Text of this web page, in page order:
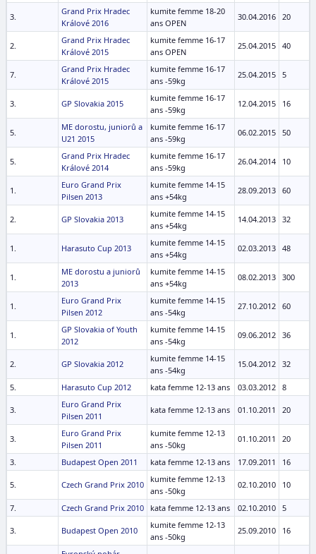
3.
Grand Prix Hradec
Králové 2016
kumite femme 18-20
ans OPEN
30.04.2016 20
2.
Grand Prix Hradec
Králové 2015
kumite femme 16-17
ans OPEN
25.04.2015 40
7.
Grand Prix Hradec
Králové 2015
kumite femme 16-17
ans -59kg
25.04.2015 5
3. GP Slovakia 2015
kumite femme 16-17
ans -59kg
12.04.2015 16
5.
ME dorostu, juniorů a
U21 2015
kumite femme 16-17
ans -59kg
06.02.2015 50
5.
Grand Prix Hradec
Králové 2014
kumite femme 16-17
ans -59kg
26.04.2014 10
1.
Euro Grand Prix
Pilsen 2013
kumite femme 14-15
ans +54kg
28.09.2013 60
2. GP Slovakia 2013
kumite femme 14-15
ans +54kg
14.04.2013 32
1. Harasuto Cup 2013
kumite femme 14-15
ans +54kg
02.03.2013 48
1.
ME dorostu a juniorů
2013
kumite femme 14-15
ans +54kg
08.02.2013 300
1.
Euro Grand Prix
Pilsen 2012
kumite femme 14-15
ans -54kg
27.10.2012 60
1.
GP Slovakia of Youth
2012
kumite femme 14-15
ans -54kg
09.06.2012 36
2. GP Slovakia 2012
kumite femme 14-15
ans -54kg
15.04.2012 32
5. Harasuto Cup 2012 kata femme 12-13 ans 03.03.2012 8
3.
Euro Grand Prix
Pilsen 2011
kata femme 12-13 ans 01.10.2011 20
3.
Euro Grand Prix
Pilsen 2011
kumite femme 12-13
ans -50kg
01.10.2011 20
3. Budapest Open 2011 kata femme 12-13 ans 17.09.2011 16
5. Czech Grand Prix 2010
kumite femme 12-13
ans -50kg
02.10.2010 10
7. Czech Grand Prix 2010 kata femme 12-13 ans 02.10.2010 5
3. Budapest Open 2010
kumite femme 12-13
ans -50kg
25.09.2010 16